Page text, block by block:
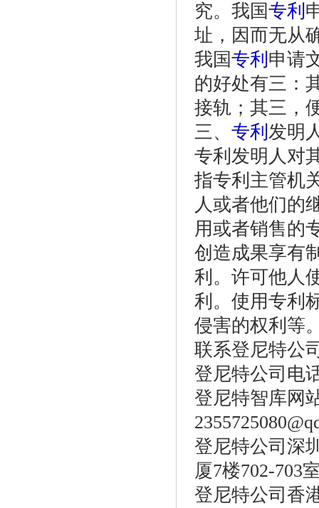
究。我国专利
址，因而无从
我国专利 申请
的好处有三：
接轨；其三，
三、 专利 发明
专利发明人对
指专利主管机
人或者他们的
用或者销售的
创造成果享有
利。许可他人
利。使用专利
侵害的权利等
联系登尼特公
登尼特公司电
登尼特智库网
登尼特公司深
厦7楼702-703
登尼特公司香